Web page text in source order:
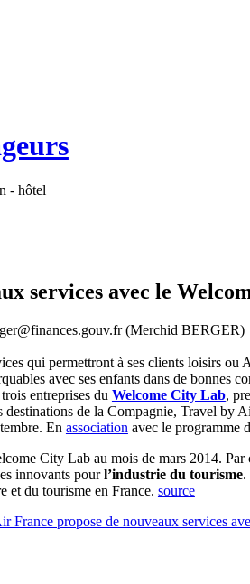
- hôtel
services avec le
(Merchid BERGER)
qui permettront à ses clients loisirs
avec ses enfants dans de bonnes
entreprises du Welcome City Lab,
de la Compagnie, Travel by
En association avec le programme
City Lab au mois de mars 2014.
innovants pourl’industrie du tourisme.
et du tourisme en France. source
France propose de nouveaux services